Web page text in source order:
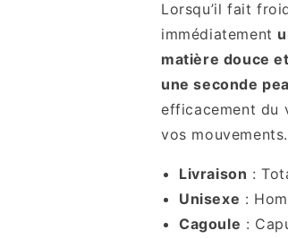
Lorsqu’il fait
immédiatement
matière douce
une seconde
efficacement du
vos mouvements.
Livraison :
Unisexe :
Cagoule :